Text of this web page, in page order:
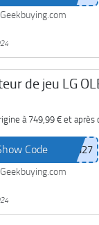
Geekbuying.com
de jeu LG
à 749,99 €et après
Code
Geekbuying.com